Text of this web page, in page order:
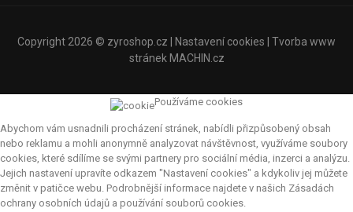
Copyright 2026 © zyroshop.cz Nastavení cookies | Tvorba www
stránek MACHIN.cz
Používáme cookies
Abychom vám usnadnili procházení stránek, nabídli přizpůsobený obsah
nebo reklamu a mohli anonymně analyzovat návštěvnost, využíváme soubory
cookies, které sdílíme se svými partnery pro sociální média, inzerci a analýzu.
Jejich nastavení upravíte odkazem "Nastavení cookies" a kdykoliv jej můžete
změnit v patičce webu. Podrobnější informace najdete v našich Zásadách
ochrany osobních údajů a používání souborů cookies.